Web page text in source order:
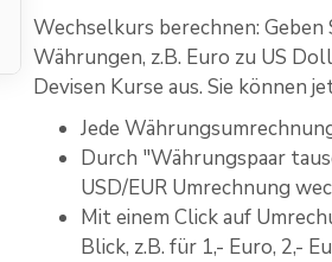
Wechselkurs berechnen:
Währungen, z.B. Euro zu US
Devisen Kurse aus. Sie können
Jede
Durch "Währungspaar
USD/EUR Umrechnung
Mit einem Click auf
Blick, z.B. für 1,- Euro, 2,-